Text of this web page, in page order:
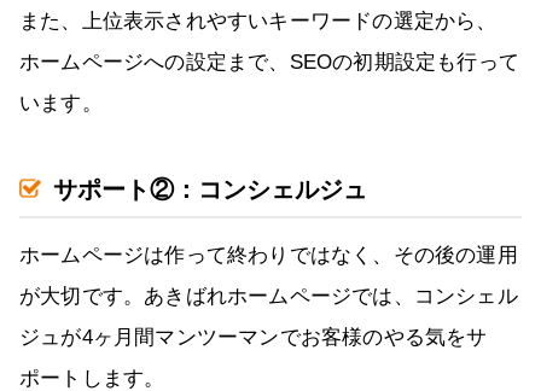
また、上位表示されやすいキーワードの選定から、
ホームページへの設定まで、SEOの初期設定も行って
います。
サポート②：コンシェルジュ
ホームページは作って終わりではなく、その後の運用
が大切です。あきばれホームページでは、コンシェル
ジュが4ヶ月間マンツーマンでお客様のやる気をサ
ポートします。